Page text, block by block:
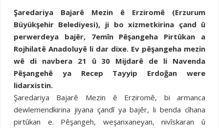
Şaredariya Bajarê Mezin ê Erziromê (Erzurum
Büyükşehir Belediyesi), ji bo xizmetkirina çand û
perwerdeya bajêr, 7emîn Pêşangeha Pirtûkan a
Rojhilatê Anadoluyê li dar dixe. Ev pêşangeha mezin
wê di navbera 21 û 30 Mijdarê de li Navenda
Pêşangehê ya Recep Tayyip Erdoğan were
lidarxistin.
Şaredariya Bajarê Mezin ê Erziromê, bi armanca
dewlemendkirina jiyana çandî ya bajêr, li benda cîhana
pirtûkan e. Pêşangeh, weşanxaneyan, nivîskaran û